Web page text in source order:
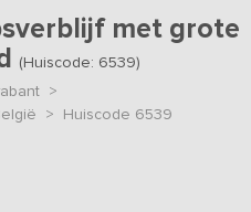
met grote
(Huiscode: 6539)
>
> Huiscode 6539